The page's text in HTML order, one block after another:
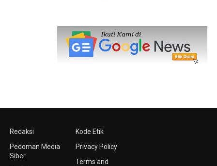
Redaksi
Pedoman Media
Siber
Kode Etik
Privacy Policy
Terms and